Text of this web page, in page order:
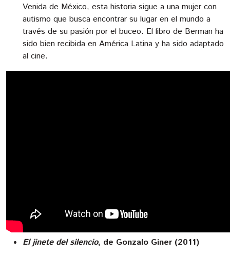
Venida de México, esta historia sigue a una mujer con
autismo que busca encontrar su lugar en el mundo a
través de su pasión por el buceo. El libro de Berman ha
sido bien recibida en América Latina y ha sido adaptado
al cine.
El jinete del silencio, de Gonzalo Giner (2011)